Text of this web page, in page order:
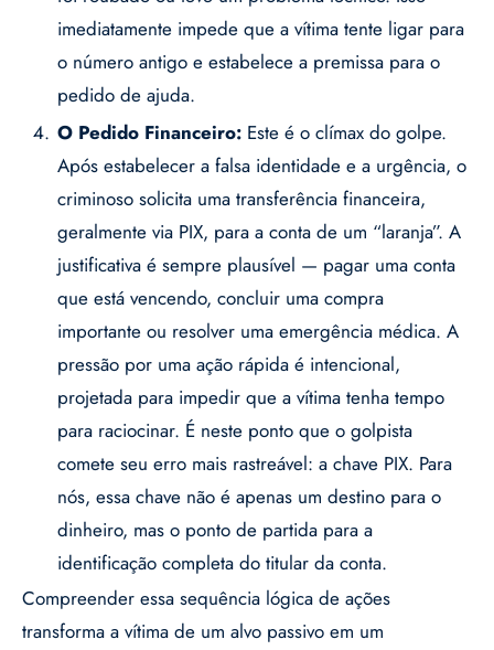
imediatamente impede que a vítima tente ligar para
o número antigo e estabelece a premissa para o
pedido de ajuda.
O Pedido Financeiro: Este é o clímax do golpe.
Após estabelecer a falsa identidade e a urgência, o
criminoso solicita uma transferência financeira,
geralmente via PIX, para a conta de um “laranja”. A
justificativa é sempre plausível — pagar uma conta
que está vencendo, concluir uma compra
importante ou resolver uma emergência médica. A
pressão por uma ação rápida é intencional,
projetada para impedir que a vítima tenha tempo
para raciocinar. É neste ponto que o golpista
comete seu erro mais rastreável: a chave PIX. Para
nós, essa chave não é apenas um destino para o
dinheiro, mas o ponto de partida para a
identificação completa do titular da conta.
Compreender essa sequência lógica de ações
transforma a vítima de um alvo passivo em um